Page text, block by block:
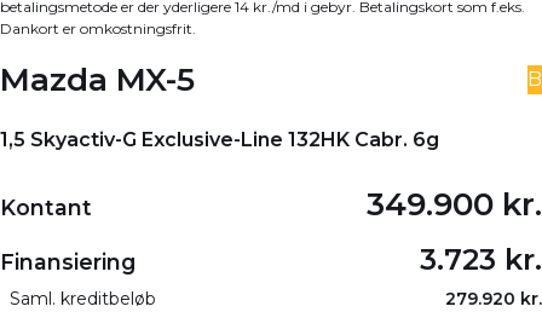
betalingsmetode er der yderligere 14 kr./md i gebyr. Betalingskort som f.eks.
Dankort er omkostningsfrit.
Mazda MX-5
1,5 Skyactiv-G Exclusive-Line 132HK Cabr. 6g
B
Kontant 349.900 kr.
Finansiering 3.723 kr.
Saml. kreditbeløb
279.920 kr.